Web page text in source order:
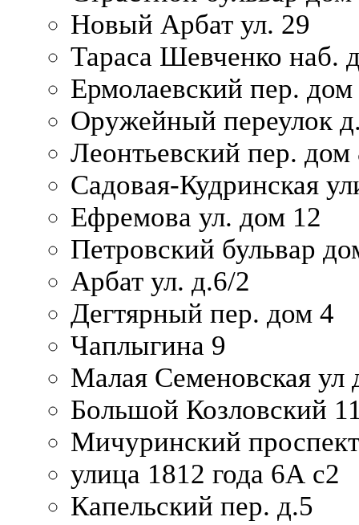
Новый Арбат ул. 29
Тараса Шевченко наб.
Ермолаевский пер. дом
Оружейный переулок
Леонтьевский пер. дом
Садовая-Кудринская
Ефремова ул. дом 12
Петровский бульвар
Арбат ул. д.6/2
Дегтярный пер. дом 4
Чаплыгина 9
Малая Семеновская ул
Большой Козловский
Мичуринский
улица 1812 года 6А с2
Капельский пер. д.5